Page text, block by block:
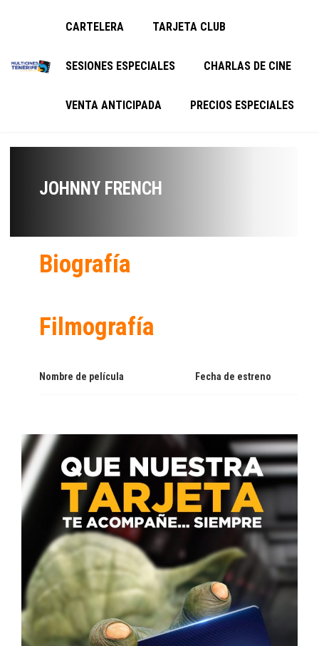
CARTELERA TARJETA CLUB
SESIONES ESPECIALES CHARLAS DE CINE
VENTA ANTICIPADA PRECIOS ESPECIALES
JOHNNY FRENCH
Biografía
Filmografía
Nombre de película Fecha de estreno